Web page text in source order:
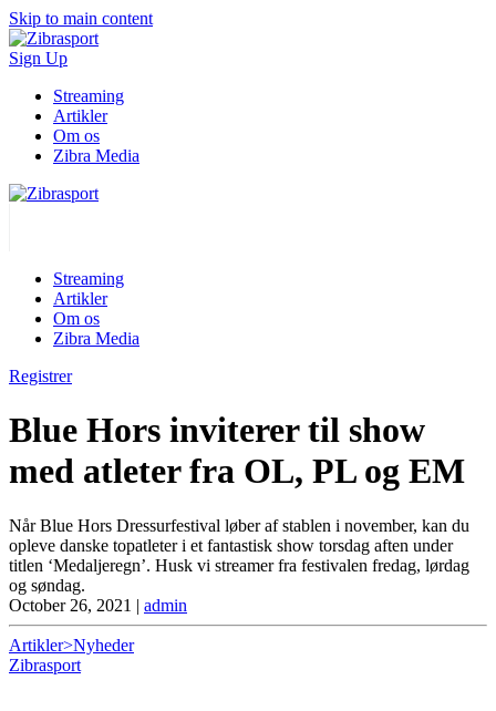
Skip to main content
Sign Up
Streaming
Artikler
Om os
Zibra Media
Streaming
Artikler
Om os
Zibra Media
Registrer
Blue Hors inviterer til show
med atleter fra OL, PL og EM
Når Blue Hors Dressurfestival løber af stablen i november, kan du
opleve danske topatleter i et fantastisk show torsdag aften under
titlen ‘Medaljeregn’. Husk vi streamer fra festivalen fredag, lørdag
og søndag.
October 26, 2021 | admin
Artikler>Nyheder
Zibrasport